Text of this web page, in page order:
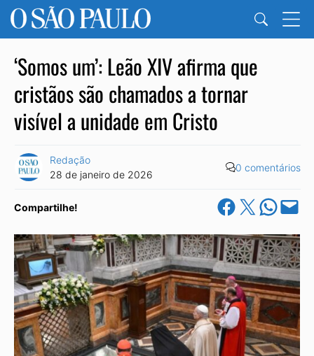
‘Somos um’: Leão XIV afirma que
cristãos são chamados a tornar
visível a unidade em Cristo
Redação
28 de janeiro de 2026
0 comentários
Compartilhe! Share on Facebook
Share on X Share on
Email this